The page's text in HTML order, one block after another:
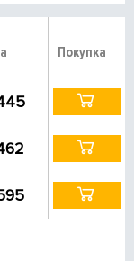
Покупка